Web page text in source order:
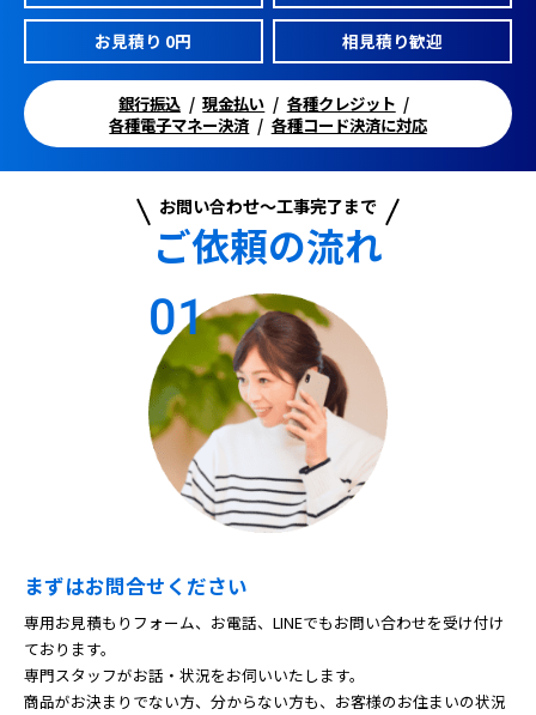
お見積り 0円 相見積り歓迎
銀行振込 現金払い
各種クレジット
各種電子マネー決済
各種コード決済に対応
お問い合わせ～工事完了まで
ご依頼の流れ
01
まずはお問合せください
専用お見積もりフォーム、お電話、LINEでもお問い合わせを受け付け
ております。
専門スタッフがお話・状況をお伺いいたします。
商品がお決まりでない方、分からない方も、お客様のお住まいの状況